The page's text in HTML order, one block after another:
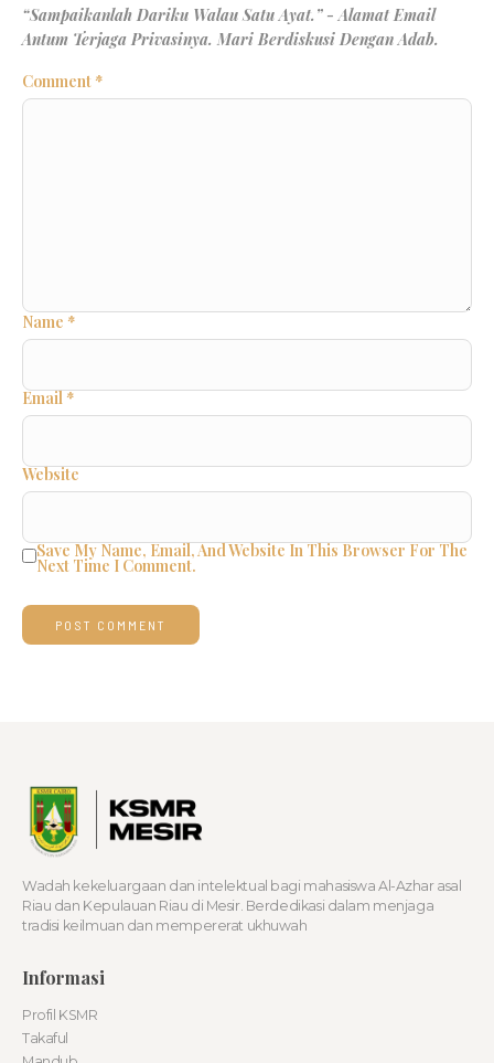
Comment*
Name *
Email*
Website
Save My Name, Email, And Website In This Browser For The
Next Time I Comment.
Wadah kekeluargaan dan intelektual bagi mahasiswa Al-Azhar asal
Riau dan Kepulauan Riau di Mesir. Berdedikasi dalam menjaga
tradisi keilmuan dan mempererat ukhuwah
Informasi
Profil KSMR
Takaful